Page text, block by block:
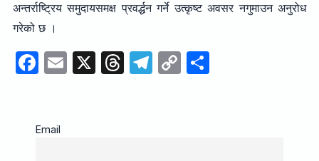
अन्तर्राष्ट्रिय समुदायसमक्ष प्रवर्द्धन गर्ने उत्कृष्ट अवसर नगुमाउन अनुरोध
गरेको छ ।
F
e
E X T T C S
Email